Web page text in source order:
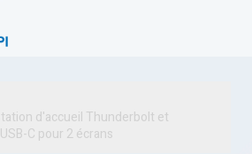
d'accueil Thunderbolt et
C pour 2 écrans